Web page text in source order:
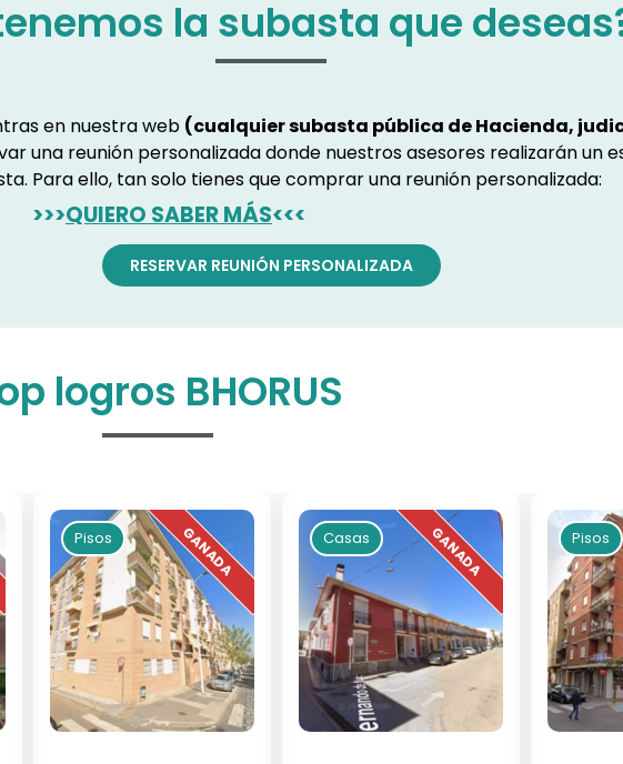
la subasta que
en nuestra web (cualquier subasta pública de Hacienda,
una reunión personalizada donde nuestros asesores realizarán un
Para ello, tan solo tienes que comprar una reunión personalizada:
>>>QUIERO SABER MÁS<<<
RESERVAR REUNIÓN PERSONALIZADA
logros BHORUS
Pisos Casas Pisos